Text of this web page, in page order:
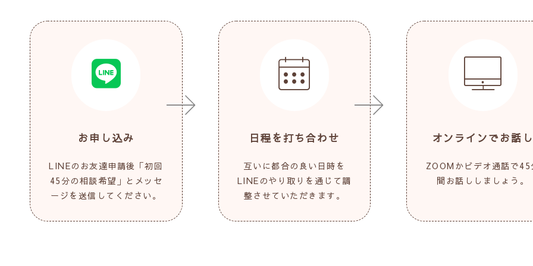
お申し込み
LINEのお友達申請後「初回
45分の相談希望」とメッセ
ージを送信してください。
日程を打ち合わせ
互いに都合の良い日時を
LINEのやり取りを通じて調
整させていただきます。
オンラインでお話
ZOOMかビデオ通話で45
間お話ししましょう。